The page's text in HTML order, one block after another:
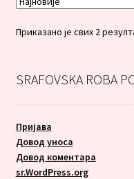
Приказано је свих 2
SRAFOVSKA ROBA
Пријава
Довод уноса
Довод коментара
sr.WordPress.org